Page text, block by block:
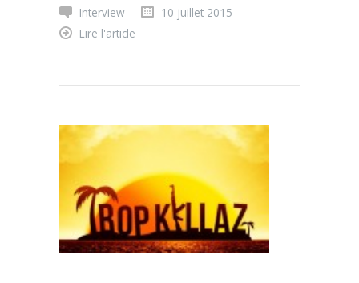
Interview
10 juillet 2015
Lire l'article